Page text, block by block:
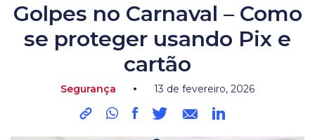
Golpes no Carnaval – Como
se proteger usando Pix e
cartão
Segurança • 13 de fevereiro, 2026